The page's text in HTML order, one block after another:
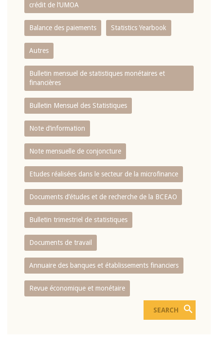
crédit de l‘UMOA
Balance des paiements Statistics Yearbook
Autres
Bulletin mensuel de statistiques monétaires et
financières
Bulletin Mensuel des Statistiques
Note d’information
Note mensuelle de conjoncture
Etudes réalisées dans le secteur de la microfinance
Documents d’études et de recherche de la BCEAO
Bulletin trimestriel de statistiques
Documents de travail
Annuaire des banques et établissements financiers
Revue économique et monétaire